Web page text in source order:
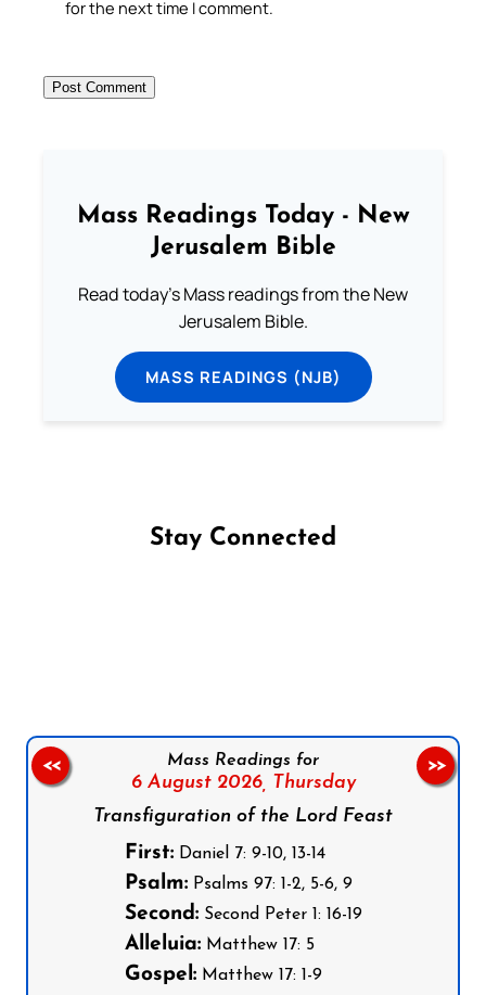
for the next time I comment.
Mass Readings Today - New
Jerusalem Bible
Read today's Mass readings from the New
Jerusalem Bible.
MASS READINGS (NJB)
Stay Connected
Mass Readings for
6 August 2026, Thursday
Transfiguration of the Lord Feast
First:Daniel 7: 9-10, 13-14
Psalm:Psalms 97: 1-2, 5-6, 9
Second:Second Peter 1: 16-19
Alleluia:Matthew 17: 5
Gospel:Matthew 17: 1-9
<< >>